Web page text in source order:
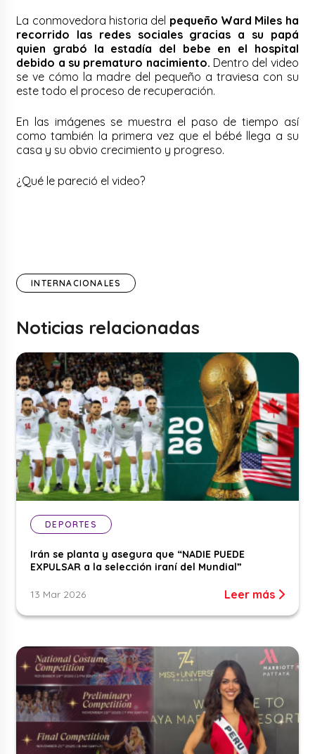
La conmovedora historia del pequeño Ward Miles ha
recorrido las redes sociales gracias a su papá
quien grabó la estadía del bebe en el hospital
debido a su prematuro nacimiento. Dentro del video
se ve cómo la madre del pequeño a traviesa con su
este todo el proceso de recuperación.
En las imágenes se muestra el paso de tiempo así
como también la primera vez que el bébé llega a su
casa y su obvio crecimiento y progreso.
¿Qué le pareció el video?
INTERNACIONALES
Noticias relacionadas
DEPORTES
Irán se planta y asegura que “NADIE PUEDE
EXPULSAR a la selección iraní del Mundial”
13 Mar 2026 Leer más